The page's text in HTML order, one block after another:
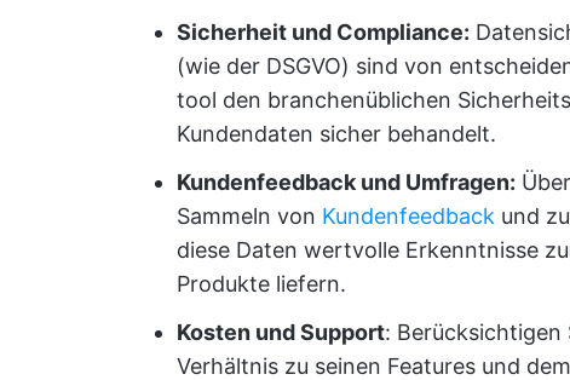
Sicherheit und Compliance:
(wie der DSGVO) sind von
tool den branchenüblichen
Kundendaten sicher behandelt.
Kundenfeedback und Umfragen:
Sammeln von Kundenfeedback und
diese Daten wertvolle Erkenntnisse
Produkte liefern.
Kosten und Support: Berücksichtigen
Verhältnis zu seinen Features und